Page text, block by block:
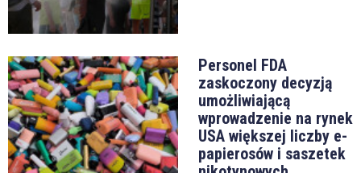
Personel FDA
zaskoczony decyzją
umożliwiającą
wprowadzenie na rynek
USA większej liczby e-
papierosów i saszetek